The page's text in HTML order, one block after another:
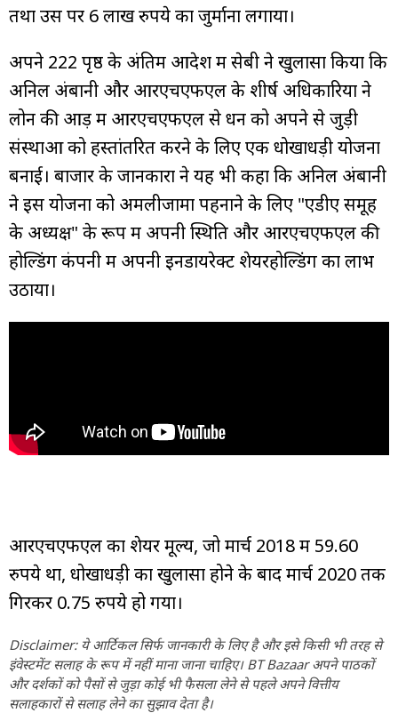
तथा उस पर 6 लाख रुपये का जुर्माना लगाया।
अपने 222 पृष्ठ के अंतिम आदेश में सेबी ने खुलासा किया कि
अनिल अंबानी और आरएचएफएल के शीर्ष अधिकारियों ने
लोन की आड़ में आरएचएफएल से धन को अपने से जुड़ी
संस्थाओं को हस्तांतरित करने के लिए एक धोखाधड़ी योजना
बनाई। बाजार के जानकारों ने यह भी कहा कि अनिल अंबानी
ने इस योजना को अमलीजामा पहनाने के लिए "एडीए समूह
के अध्यक्ष" के रूप में अपनी स्थिति और आरएचएफएल की
होल्डिंग कंपनी में अपनी इनडायरेक्ट शेयरहोल्डिंग का लाभ
उठाया।
आरएचएफएल का शेयर मूल्य, जो मार्च 2018 में 59.60
रुपये था, धोखाधड़ी का खुलासा होने के बाद मार्च 2020 तक
गिरकर 0.75 रुपये हो गया।
Disclaimer: ये आर्टिकल सिर्फ जानकारी के लिए है और इसे किसी भी तरह से
इंवेस्टमेंट सलाह के रूप में नहीं माना जाना चाहिए। BT Bazaar अपने पाठकों
और दर्शकों को पैसों से जुड़ा कोई भी फैसला लेने से पहले अपने वित्तीय
सलाहकारों से सलाह लेने का सुझाव देता है।